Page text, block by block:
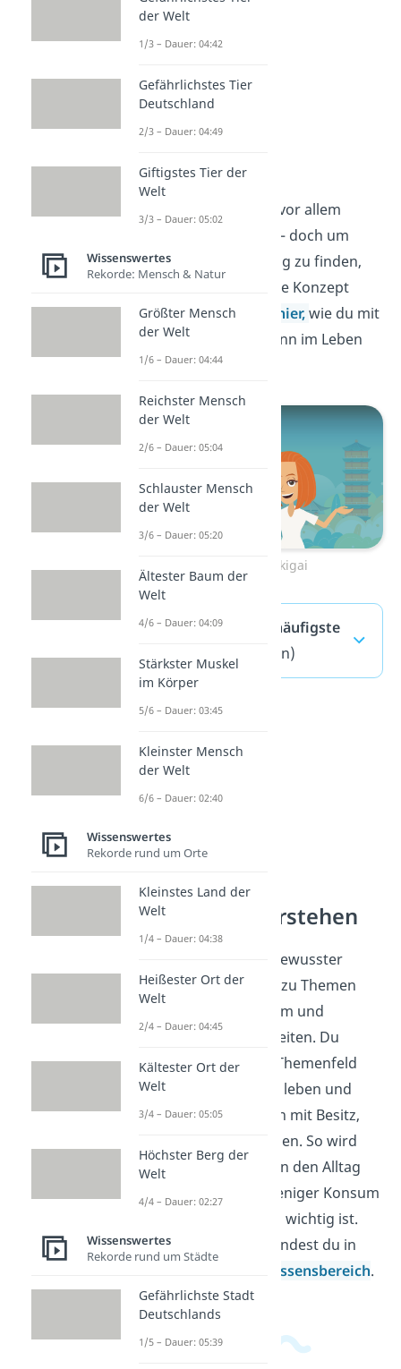
Ikigai
Minimalismus schafft vor allem
äußerlich viel Klarheit – doch um
auch innerlich Erfüllung zu finden,
kann dir das japanische Konzept
Ikigaihelfen. Erfahre hier,wie du mit
Ikigai einen tieferen Sinn im Leben
findest.
Zum Video: Ikigai
Minimalismus — häufigste
(ausklappen)
Lebensstile verstehen
Minimalismus ist ein bewusster
Lebensstil und gehört zu Themen
rund um Alltag, Konsum und
persönliche Gewohnheiten. Du
vergleichst in diesem Themenfeld
verschiedene Arten zu leben und
schaust, wie Menschen mit Besitz,
Zeit und Stress umgehen. So wird
klar, wie Gewohnheiten den Alltag
prägen und warum weniger Konsum
für manche Menschen wichtig ist.
Weitere Videos dazu findest du in
Allgemeinwissensbereich.
der Welt
1/3 – Dauer: 04:42
Gefährlichstes Tier
Deutschland
2/3 – Dauer: 04:49
Giftigstes Tier der
Welt
3/3 – Dauer: 05:02
Wissenswertes
Rekorde: Mensch & Natur
Größter Mensch
der Welt
1/6 – Dauer: 04:44
Reichster Mensch
der Welt
2/6 – Dauer: 05:04
Schlauster Mensch
der Welt
3/6 – Dauer: 05:20
Ältester Baum der
Welt
4/6 – Dauer: 04:09
Stärkster Muskel
im Körper
5/6 – Dauer: 03:45
Kleinster Mensch
der Welt
6/6 – Dauer: 02:40
Wissenswertes
Rekorde rund um Orte
Kleinstes Land der
Welt
1/4 – Dauer: 04:38
Heißester Ort der
Welt
2/4 – Dauer: 04:45
Kältester Ort der
Welt
3/4 – Dauer: 05:05
Höchster Berg der
Welt
4/4 – Dauer: 02:27
Wissenswertes
Rekorde rund um Städte
Gefährlichste Stadt
Deutschlands
1/5 – Dauer: 05:39